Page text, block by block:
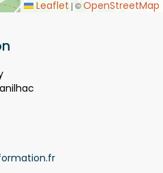
| OpenStreetMap